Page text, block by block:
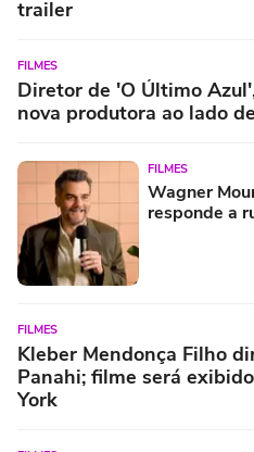
trailer
FILMES
Diretor de 'O Último
nova produtora ao lado
FILMES
Wagner
responde a
FILMES
Kleber Mendonça Filho
Panahi; filme será
York